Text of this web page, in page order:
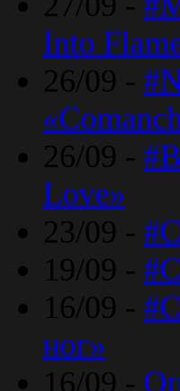
Into
26/09 -
26/09 -
Love»
23/09 -
19/09 -
16/09 -
ног»
16/09 -